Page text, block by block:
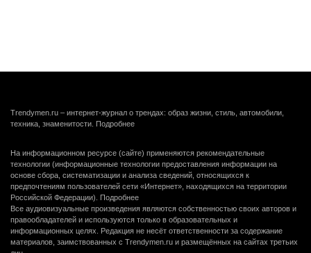
Trendymen.ru – интернет-журнал о трендах: образ жизни, стиль, автомобили,
техника, знаменитости. Подробнее
На информационном ресурсе (сайте) применяются рекомендательные
технологии (информационные технологии предоставления информации на
основе сбора, систематизации и анализа сведений, относящихся к
предпочтениям пользователей сети «Интернет», находящихся на территории
Российской Федерации). Подробнее
Все аудиовизуальные произведения являются собственностью своих авторов и
правообладателей и используются только в образовательных и
информационных целях. Редакция не несёт ответственности за содержание
материалов, заимствованных с Trendymen.ru и размещённых на сайтах третьих